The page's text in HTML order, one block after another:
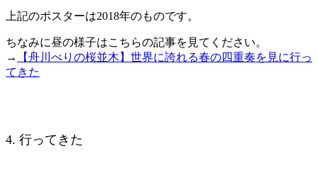
上記のポスターは2018年のものです。
ちなみに昼の様子はこちらの記事を見てください。
→
【舟川べりの桜並木】世界に誇れる春の四重奏を見に行っ
てきた
4. 行ってきた